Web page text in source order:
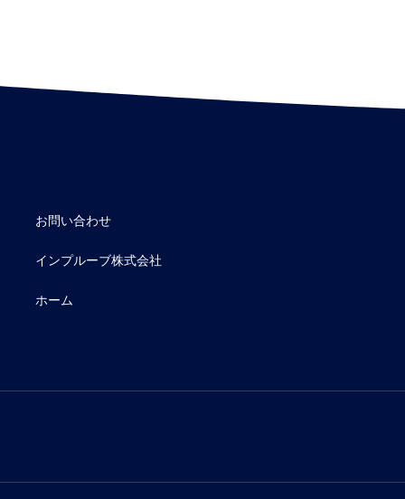
お問い合わせ
インプルーブ株式会社
ホーム